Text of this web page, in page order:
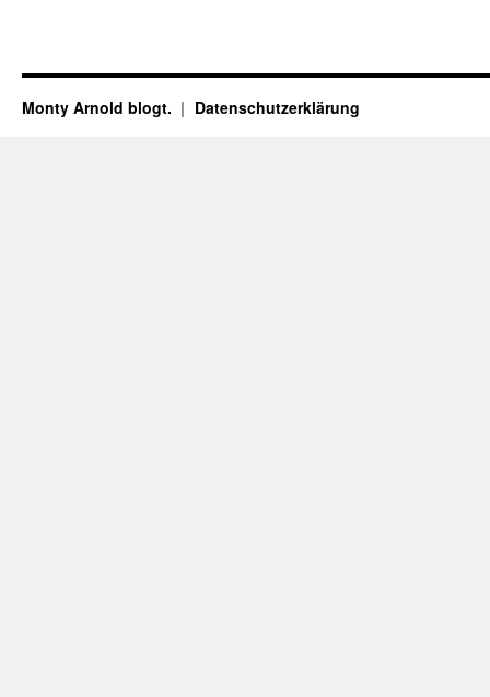
Monty Arnold blogt. Datenschutz­erklärung